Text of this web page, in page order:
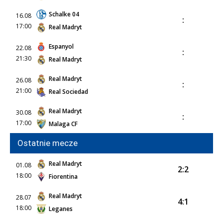
16.08
17:00
Schalke 04
Real Madryt
:
22.08
21:30
Espanyol
Real Madryt
:
26.08
21:00
Real Madryt
Real Sociedad
:
30.08
17:00
Real Madryt
Malaga CF
:
Ostatnie mecze
01.08
18:00
Real Madryt
Fiorentina
2:2
28.07
18:00
Real Madryt
Leganes
4:1